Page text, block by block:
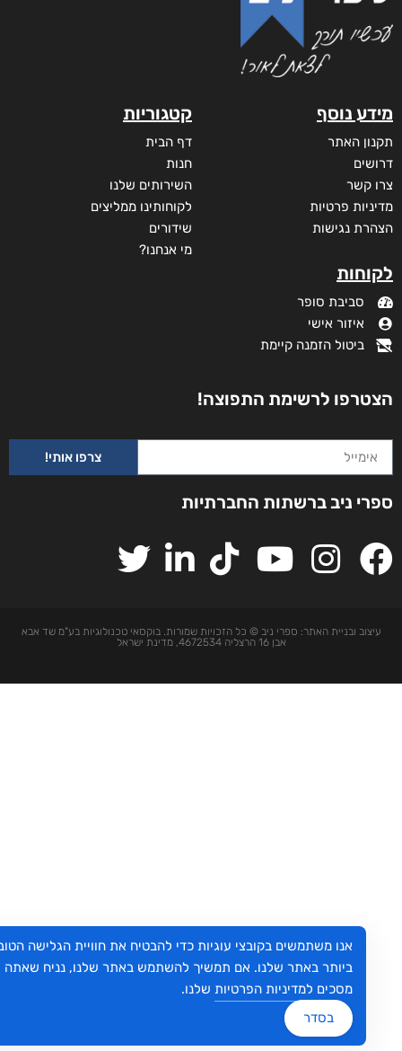
נוסף
האתר
קשר
פרטיות
נגישות
סביבת סופר
איזור אישי
ביטול הזמנה קיימת
קטגוריות
דף הבית
השירותים שלנו
לקוחותינו ממליצים
שידורים
מי אנחנו?
לרשימת התפוצה!
צרפו אותי!
ניב ברשתות החברתיות
ובניית האתר: ספרי ניב © כל הזכויות שמורות. בוקסאי טכנולוגיות בע"מ שד אבא
אנו משתמשים בקובצי עוגיות כדי להבטיח את חוויית הגלישה הטובה
ביותר באתר שלנו. אם תמשיך להשתמש באתר שלנו, נניח שאתה
מסכיםלמדיניות הפרטיותשלנו.
בסדר